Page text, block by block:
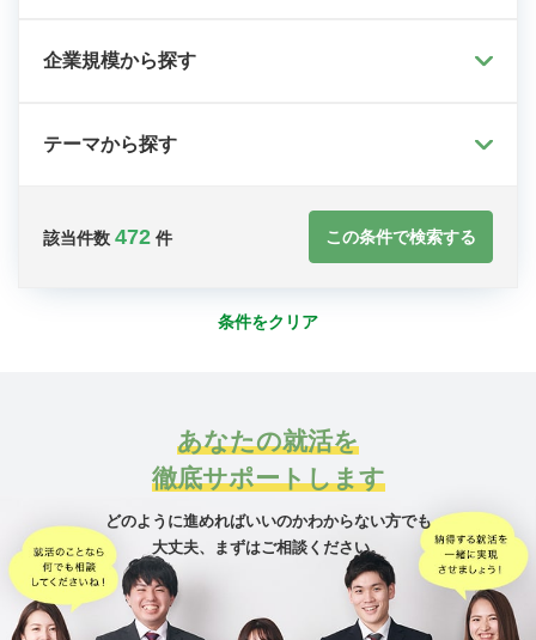
企業規模から探す
テーマから探す
該当件数 472 件 この条件で検索する
条件をクリア
あなたの就活を
徹底サポートします
どのように進めればいいのかわからない方でも
大丈夫、
まずはご相談ください。